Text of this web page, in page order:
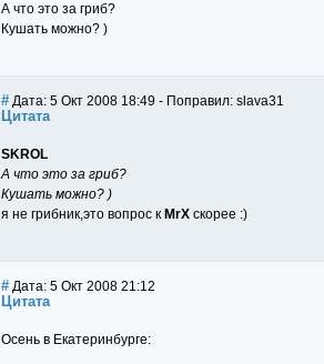
А что это за гриб?
Кушать можно? )
# Дата: 5 Окт 2008 18:49 - Поправил: slava31
Цитата
SKROL
А что это за гриб?
Кушать можно? )
я не грибник,это вопрос к MrX скорее :)
# Дата: 5 Окт 2008 21:12
Цитата
Осень в Екатеринбурге: